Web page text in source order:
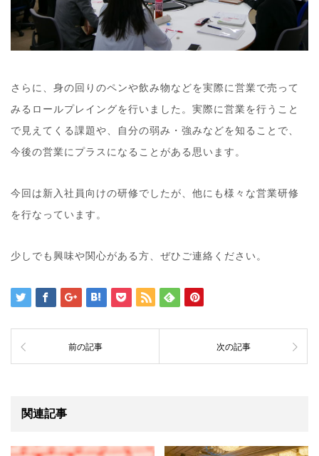
さらに、身の回りのペンや飲み物などを実際に営業で売って
みるロールプレイングを行いました。実際に営業を行うこと
で見えてくる課題や、自分の弱み・強みなどを知ることで、
今後の営業にプラスになることがある思います。
今回は新入社員向けの研修でしたが、他にも様々な営業研修
を行なっています。
少しでも興味や関心がある方、ぜひご連絡ください。
前の記事 次の記事
関連記事